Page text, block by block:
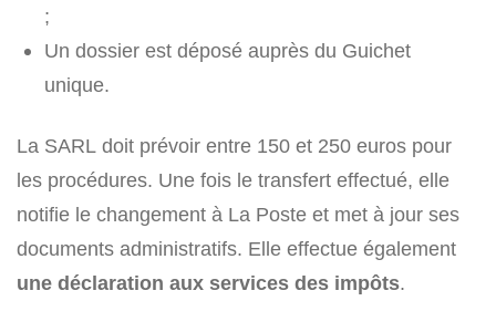
;
Un dossier est déposé auprès du Guichet
unique.
La SARL doit prévoir entre 150 et 250 euros pour
les procédures. Une fois le transfert effectué, elle
notifie le changement à La Poste et met à jour ses
documents administratifs. Elle effectue également
une déclaration aux services des impôts.